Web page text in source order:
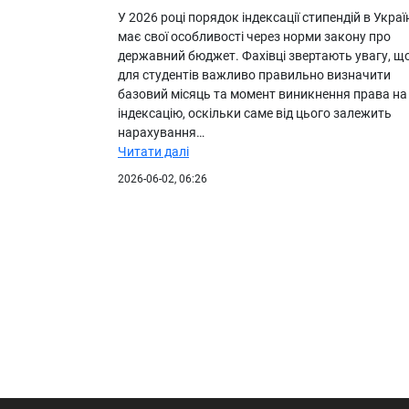
У 2026 році порядок індексації стипендій в
має свої особливості через норми закону про
державний бюджет. Фахівці звертають увагу,
для студентів важливо правильно визначити
базовий місяць та момент виникнення права на
індексацію, оскільки саме від цього залежить
нарахування…
Читати далі
2026-06-02, 06:26